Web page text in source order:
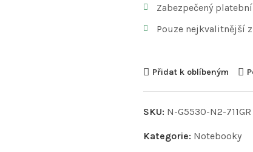
Zabezpečený
Pouze nejkvalitnější
Přidat k oblíbeným
SKU: N-G5530-N2-711GR
Kategorie: Notebooky